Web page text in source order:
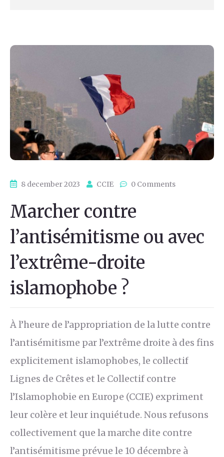
8 december 2023 CCIE 0 Comments
Marcher contre
l’antisémitisme ou avec
l’extrême-droite
islamophobe ?
À l’heure de l’appropriation de la lutte contre
l’antisémitisme par l’extrême droite à des fins
explicitement islamophobes, le collectif
Lignes de Crêtes et le Collectif contre
l’Islamophobie en Europe (CCIE) expriment
leur colère et leur inquiétude. Nous refusons
collectivement que la marche dite contre
l’antisémitisme prévue le 10 décembre à